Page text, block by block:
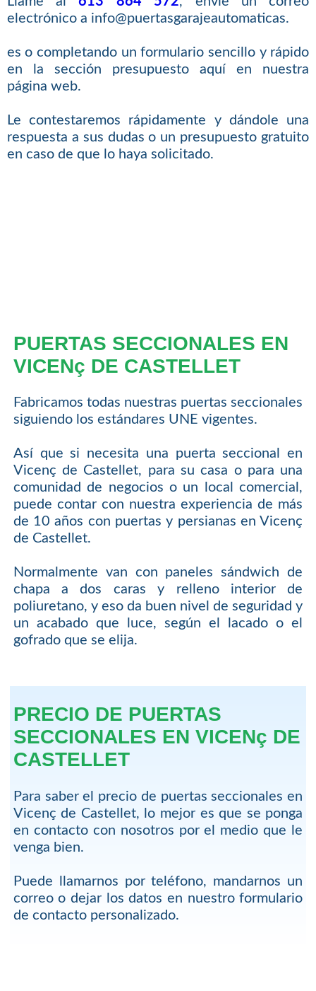
electrónico a info@puertasgarajeautomaticas.
es o completando un formulario sencillo y rápido
en la sección presupuesto aquí en nuestra
página web.
Le contestaremos rápidamente y dándole una
respuesta a sus dudas o un presupuesto gratuito
en caso de que lo haya solicitado.
PUERTAS SECCIONALES EN
VICENç DE CASTELLET
Fabricamos todas nuestras puertas seccionales
siguiendo los estándares UNE vigentes.
Así que si necesita una puerta seccional en
Vicenç de Castellet, para su casa o para una
comunidad de negocios o un local comercial,
puede contar con nuestra experiencia de más
de 10 años con puertas y persianas en Vicenç
de Castellet.
Normalmente van con paneles sándwich de
chapa a dos caras y relleno interior de
poliuretano, y eso da buen nivel de seguridad y
un acabado que luce, según el lacado o el
gofrado que se elija.
PRECIO DE PUERTAS
SECCIONALES EN VICENç DE
CASTELLET
Para saber el precio de puertas seccionales en
Vicenç de Castellet, lo mejor es que se ponga
en contacto con nosotros por el medio que le
venga bien.
Puede llamarnos por teléfono, mandarnos un
correo o dejar los datos en nuestro formulario
de contacto personalizado.